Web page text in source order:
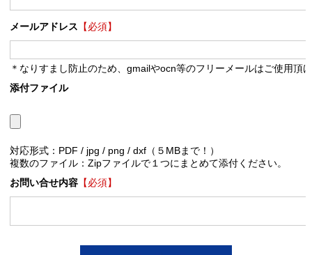
メールアドレス 【必須】
＊なりすまし防止のため、gmailやocn等のフリーメールはご使用頂
添付ファイル
対応形式：PDF / jpg / png / dxf（５MBまで！）
複数のファイル：Zipファイルで１つにまとめて添付ください。
お問い合せ内容【必須】